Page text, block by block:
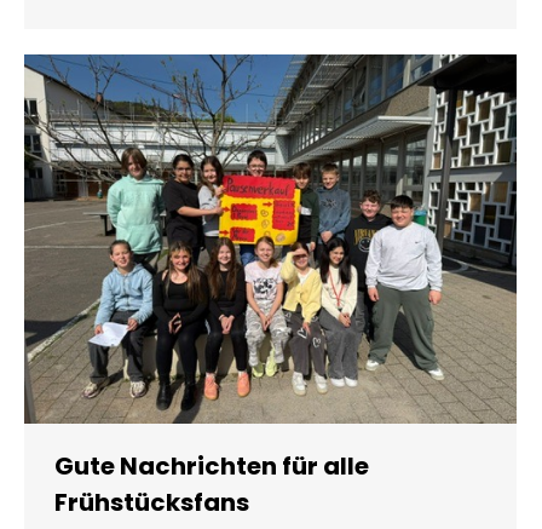
Gute Nachrichten für alle
Frühstücksfans